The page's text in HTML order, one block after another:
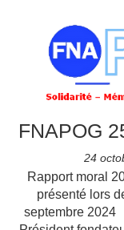
FNAPOG
24
Rapport moral
présenté lors
septembre 2024